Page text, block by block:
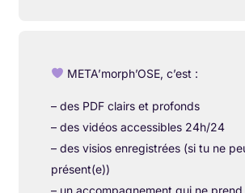
META’morph’OSE, c’est :
– des PDF clairs et profonds
– des vidéos accessibles 24h/24
– des visios enregistrées (si tu ne
présent(e))
– un accompagnement qui ne